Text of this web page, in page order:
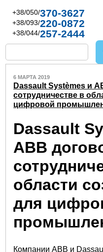
+38/050/370-3627
+38/093/220-0872
+38/044/257-2444
6 МАРТА 2019
Dassault Systèmes и
сотрудничестве в
цифровой
Dassault
ABB
области
для
Компании ABB и